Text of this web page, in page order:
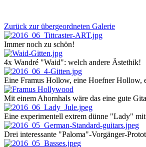
Zurück zur übergeordneten Galerie
Immer noch zu schön!
4x Wandré "Waid": welch andere Ästethik!
Eine Framus Hollow, eine Hoefner Hollow,
Mit einem Ahornhals wäre das eine gute
Eine experimentell extrem dünne "Lady"
Drei interessante "Paloma"-Vorgänger-